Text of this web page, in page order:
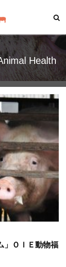
Health
」ＯＩＥ動物福